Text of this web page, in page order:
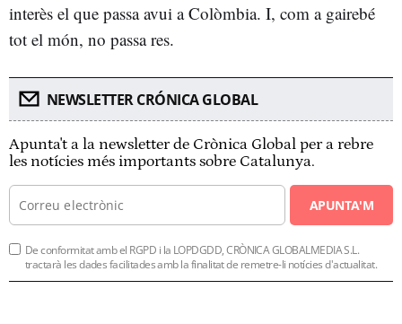
interès el que passa avui a Colòmbia. I, com a gairebé
tot el món, no passa res.
NEWSLETTER CRÓNICA GLOBAL
Apunta't a la newsletter de Crònica Global per a rebre
les notícies més importants sobre Catalunya.
APUNTA'M
De conformitat amb el RGPD i la LOPDGDD, CRÒNICA GLOBALMEDIA S.L.
tractarà les dades facilitades amb la finalitat de remetre-li notícies d'actualitat.